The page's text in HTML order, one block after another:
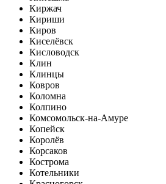
Киржач
Кириши
Киров
Киселёвск
Кисловодск
Клин
Клинцы
Ковров
Коломна
Колпино
Комсомольск-на-Амуре
Копейск
Королёв
Корсаков
Кострома
Котельники